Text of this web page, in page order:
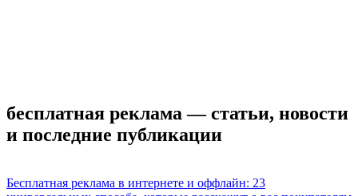
бесплатная реклама — статьи, новости
и последние публикации
Бесплатная реклама в интернете и оффлайн: 23